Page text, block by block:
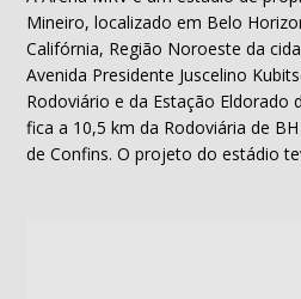
Mineiro, localizado em Belo
Califórnia, Região Noroeste da
Avenida Presidente Juscelino
Rodoviário e da Estação Eldorado
fica a 10,5 km da Rodoviária de
de Confins. O projeto do estádio